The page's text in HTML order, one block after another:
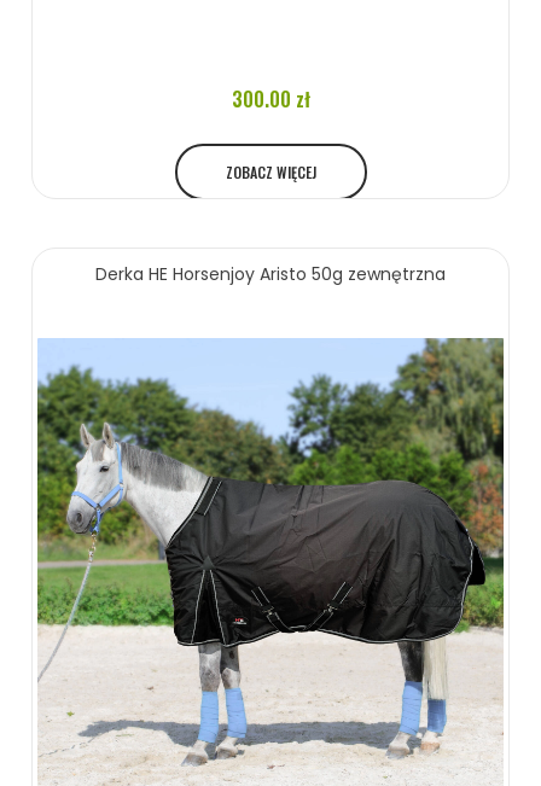
300.00 zł
ZOBACZ WIĘCEJ
Derka HE Horsenjoy Aristo 50g zewnętrzna